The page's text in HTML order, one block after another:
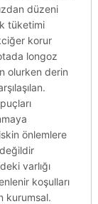
düzeni
tüketimi
korur
longoz
olurken derin
önlemlere
varlığı
koşulları
kurumsal.